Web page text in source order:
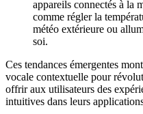
appareils connectés à la
comme régler la
météo extérieure ou
soi.
Ces tendances émergentes
vocale contextuelle pour
offrir aux utilisateurs des
intuitives dans leurs